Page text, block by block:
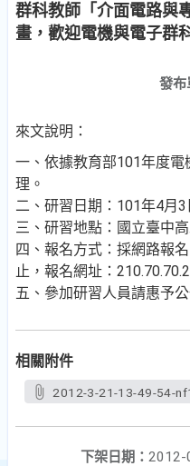
群科教師「介面電路與
畫，歡迎電機與電子群
發布
來文說明：
一、依據教育部101年度
理。
二、研習日期：101年4月3
三、研習地點：國立臺中
四、報名方式：採網路報
止，報名網址：
五、參加研習人員請惠予
相關附件
2012-3-21-13-49-54-
下架日期： 2012-